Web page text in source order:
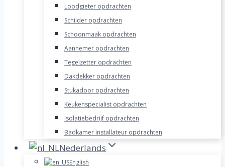
Loodgieter opdrachten
Schilder opdrachten
Schoonmaak opdrachten
Aannemer opdrachten
Tegelzetter opdrachten
Dakdekker opdrachten
Stukadoor opdrachten
Keukenspecialist opdrachten
Isolatiebedrijf opdrachten
Badkamer installateur opdrachten
Nederlands
English